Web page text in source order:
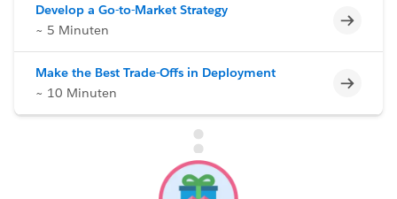
Develop a Go-to-Market Strategy
~ 5 Minuten
Make the Best Trade-Offs in Deployment
~ 10 Minuten